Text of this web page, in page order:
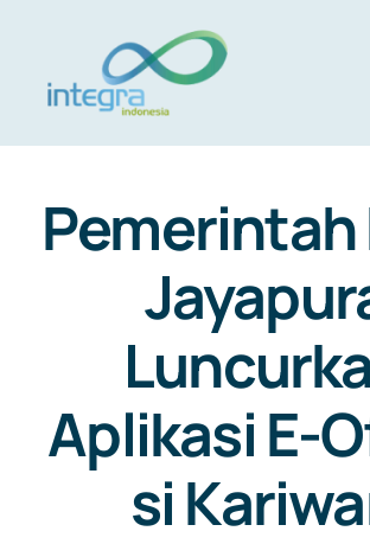
content
PRODUCTS &
PORTFOLIO
CLIENTS
Pemerintah
Aplikasi E-
si